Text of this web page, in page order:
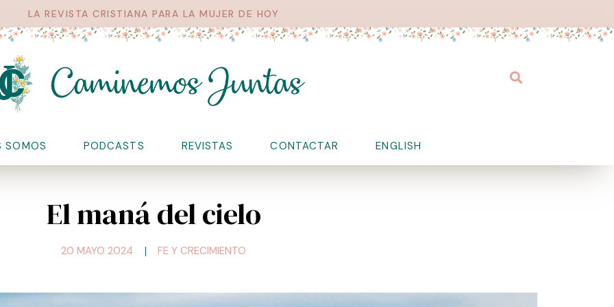
LA REVISTA CRISTIANA PARA LA MUJER DE HOY
Buscar
SOMOS PODCASTS REVISTAS CONTACTAR ENGLISH
El maná del cielo
20 MAYO 2024 FE Y CRECIMIENTO